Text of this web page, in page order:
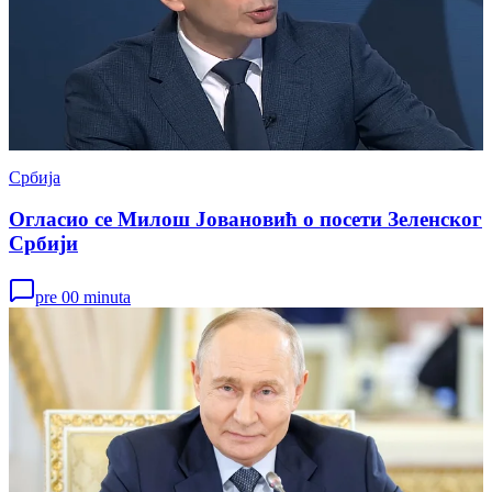
Србија
Огласио се Милош Јовановић о посети Зеленског
Србији
pre 00 minuta